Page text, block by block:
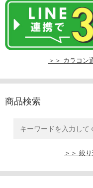
＞＞ カラコン
商品検索
＞＞ 絞